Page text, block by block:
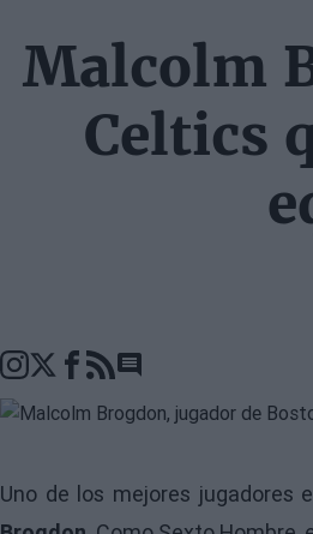
Malcolm
Celtics
Go to comments seciton
Uno de los mejores jugadores